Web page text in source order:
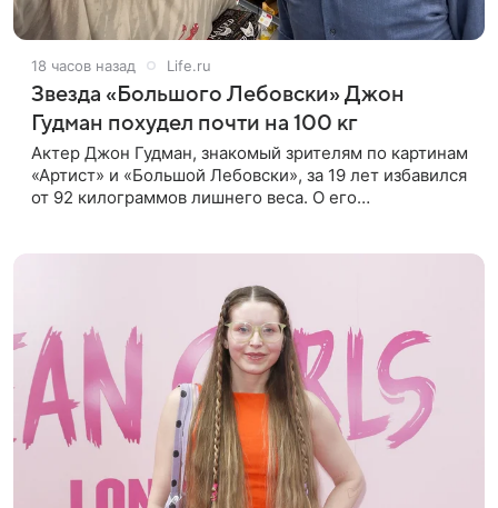
18 часов назад Life.ru
Звезда «Большого Лебовски» Джон
Гудман похудел почти на 100 кг
Актер Джон Гудман, знакомый зрителям по картинам
«Артист» и «Большой Лебовски», за 19 лет избавился
от 92 килограммов лишнего веса. О его